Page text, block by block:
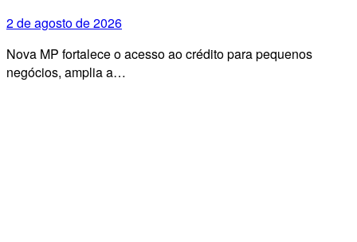
2 de agosto de 2026
Nova MP fortalece o acesso ao crédito para pequenos
negócios, amplia a…